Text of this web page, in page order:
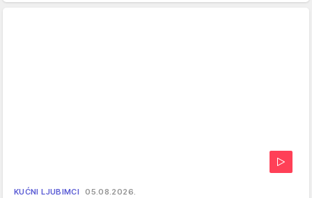
KUĆNI LJUBIMCI 05.08.2026.